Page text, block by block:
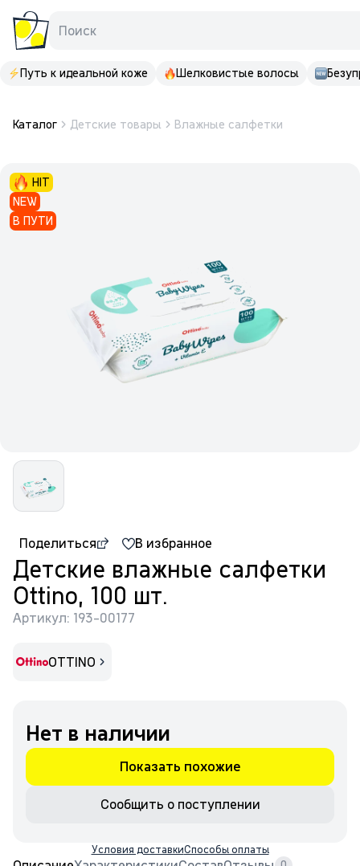
Поиск
Путь к идеальной коже Шелковистые волосы
Каталог Детские товары Влажные салфетки
HIT
NEW
В ПУТИ
Поделиться В избранное
Детские влажные салфетки
Ottino, 100 шт.
Артикул: 193-00177
OTTINO
Нет в наличии
Показать похожие
Сообщить о поступлении
Условия доставкиСпособы оплаты